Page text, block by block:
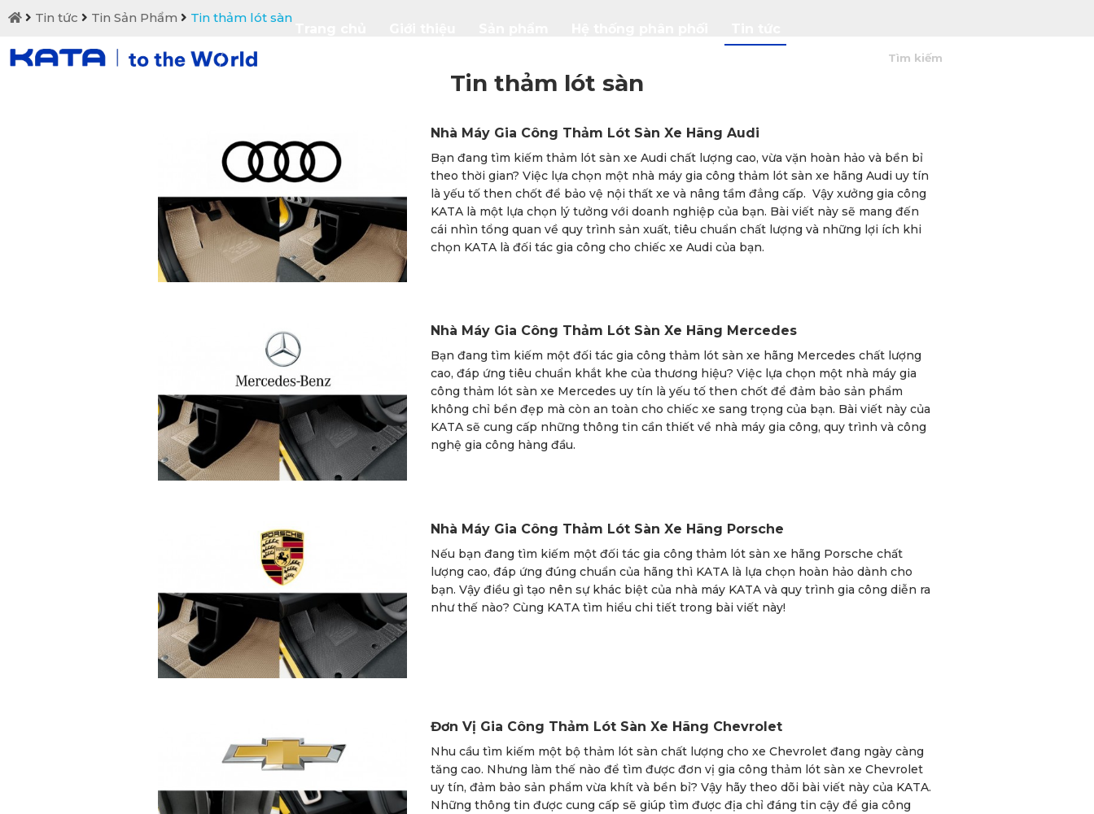
Tin tức Tin Sản Phẩm Tin thảm lót sàn
Tin thảm lót sàn
Nhà Máy Gia Công Thảm Lót Sàn Xe Hãng Audi
Bạn đang tìm kiếm thảm lót sàn xe Audi chất lượng cao, vừa vặn hoàn hảo và bền bỉ
theo thời gian? Việc lựa chọn một nhà máy gia công thảm lót sàn xe hãng Audi uy tín
là yếu tố then chốt để bảo vệ nội thất xe và nâng tầm đẳng cấp. Vậy xưởng gia công
KATA là một lựa chọn lý tưởng với doanh nghiệp của bạn. Bài viết này sẽ mang đến
cái nhìn tổng quan về quy trình sản xuất, tiêu chuẩn chất lượng và những lợi ích khi
chọn KATA là đối tác gia công cho chiếc xe Audi của bạn.
Nhà Máy Gia Công Thảm Lót Sàn Xe Hãng Mercedes
Bạn đang tìm kiếm một đối tác gia công thảm lót sàn xe hãng Mercedes chất lượng
cao, đáp ứng tiêu chuẩn khắt khe của thương hiệu? Việc lựa chọn một nhà máy gia
công thảm lót sàn xe Mercedes uy tín là yếu tố then chốt để đảm bảo sản phẩm
không chỉ bền đẹp mà còn an toàn cho chiếc xe sang trọng của bạn. Bài viết này của
KATA sẽ cung cấp những thông tin cần thiết về nhà máy gia công, quy trình và công
nghệ gia công hàng đầu.
Nhà Máy Gia Công Thảm Lót Sàn Xe Hãng Porsche
Nếu bạn đang tìm kiếm một đối tác gia công thảm lót sàn xe hãng Porsche chất
lượng cao, đáp ứng đúng chuẩn của hãng thì KATA là lựa chọn hoàn hảo dành cho
bạn. Vậy điều gì tạo nên sự khác biệt của nhà máy KATA và quy trình gia công diễn ra
như thế nào? Cùng KATA tìm hiểu chi tiết trong bài viết này!
Đơn Vị Gia Công Thảm Lót Sàn Xe Hãng Chevrolet
Nhu cầu tìm kiếm một bộ thảm lót sàn chất lượng cho xe Chevrolet đang ngày càng
tăng cao. Nhưng làm thế nào để tìm được đơn vị gia công thảm lót sàn xe Chevrolet
uy tín, đảm bảo sản phẩm vừa khít và bền bỉ? Vậy hãy theo dõi bài viết này của KATA.
Những thông tin được cung cấp sẽ giúp tìm được địa chỉ đáng tin cậy để gia công